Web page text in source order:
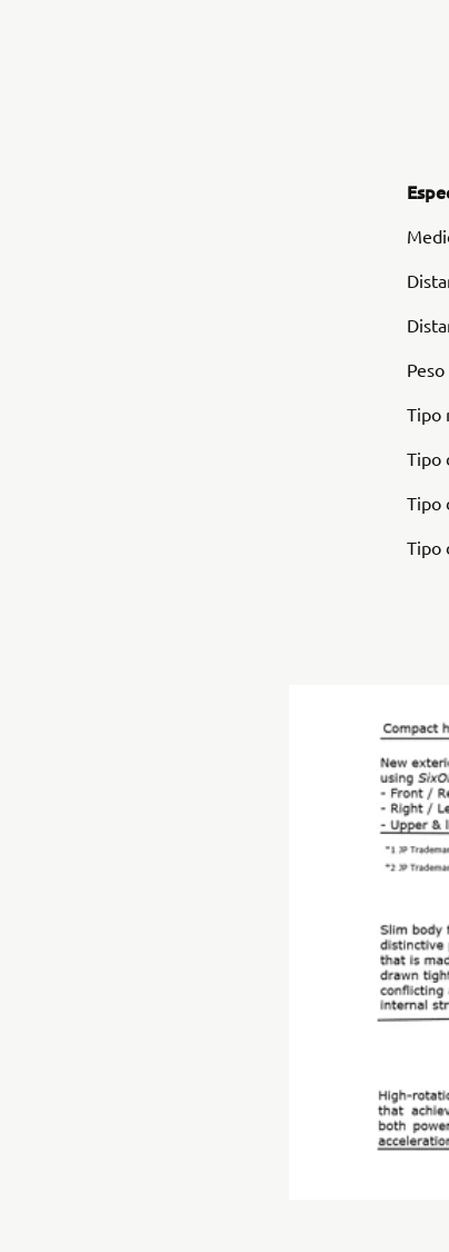
Tipo
Tipo
Tipo
Tipo